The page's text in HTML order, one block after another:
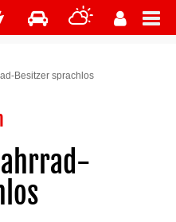
Besitzer sprachlos